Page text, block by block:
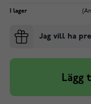
I lager
Jag vill ha
Lägg